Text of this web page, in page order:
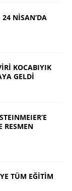
NİSAN’DA
KOCABIYIK
GELDİ
RESMEN
TÜM EĞİTİM